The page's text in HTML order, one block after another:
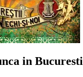
in Bucuresti